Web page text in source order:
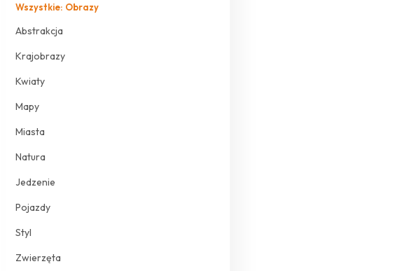
Wszystkie: Obrazy
Abstrakcja
Krajobrazy
Kwiaty
Mapy
Miasta
Natura
Jedzenie
Pojazdy
Styl
Zwierzęta